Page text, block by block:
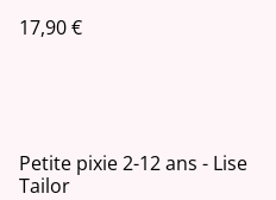
17,90 €
Petite pixie 2-12 ans - Lise
Tailor